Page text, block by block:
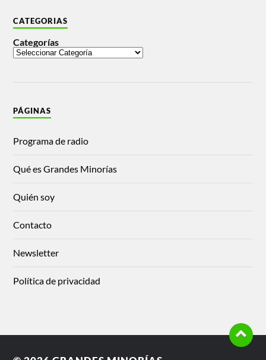
CATEGORIAS
Categorías
PÁGINAS
Programa de radio
Qué es Grandes Minorías
Quién soy
Contacto
Newsletter
Política de privacidad